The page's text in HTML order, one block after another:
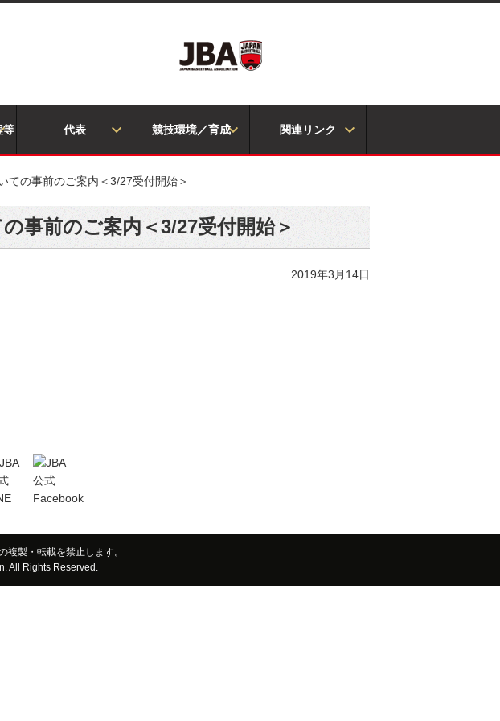
等 代表 競技環境／育成 関連リンク
ての事前のご案内＜3/27受付開始＞
事前のご案内＜3/27受付開始＞
2019年3月14日
複製・転載を禁止します。
All Rights Reserved.